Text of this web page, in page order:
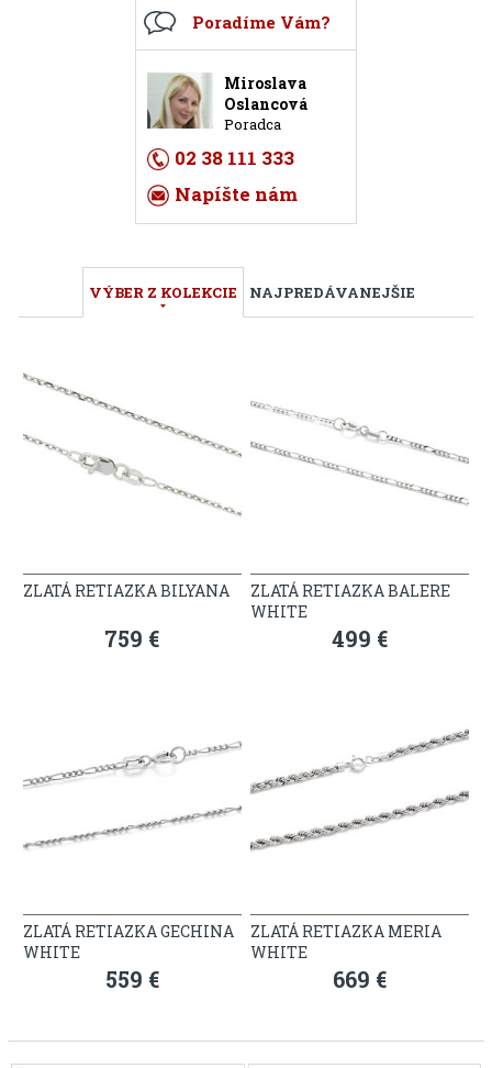
Poradíme Vám?
Miroslava
Oslancová
Poradca
02 38 111 333
Napíšte nám
VÝBER Z KOLEKCIE NAJPREDÁVANEJŠIE
ZLATÁ RETIAZKA BILYANA
759 €
ZLATÁ RETIAZKA BALERE
WHITE
499 €
ZLATÁ RETIAZKA GECHINA
WHITE
559 €
ZLATÁ RETIAZKA MERIA
WHITE
669 €